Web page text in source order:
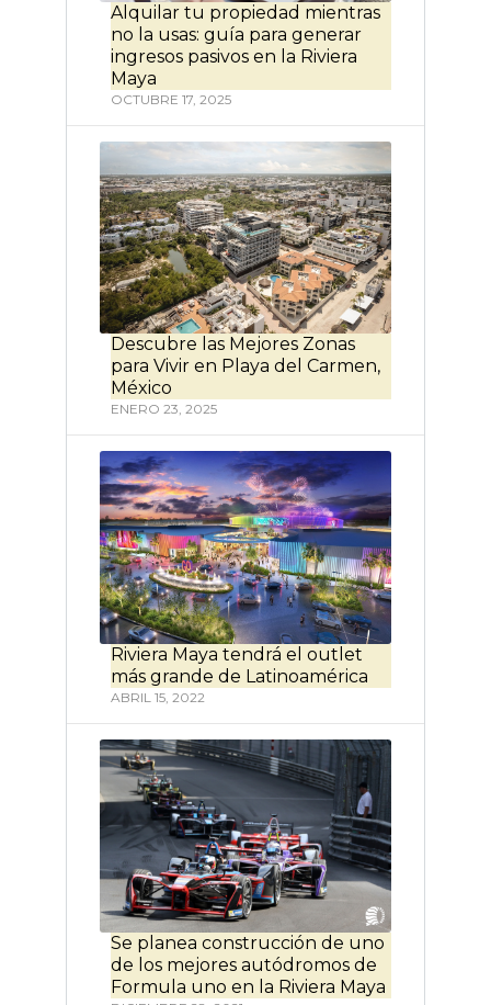
Alquilar tu propiedad mientras
no la usas: guía para generar
ingresos pasivos en la Riviera
Maya
OCTUBRE 17, 2025
Descubre las Mejores Zonas
para Vivir en Playa del Carmen,
México
ENERO 23, 2025
Riviera Maya tendrá el outlet
más grande de Latinoamérica
ABRIL 15, 2022
Se planea construcción de uno
de los mejores autódromos de
Formula uno en la Riviera Maya